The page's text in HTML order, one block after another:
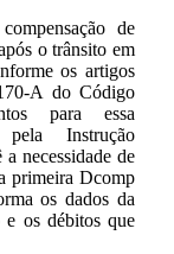
de
o trânsito em
os artigos
A do Código
para essa
pela Instrução
necessidade de
primeira Dcomp
os dados da
os débitos que